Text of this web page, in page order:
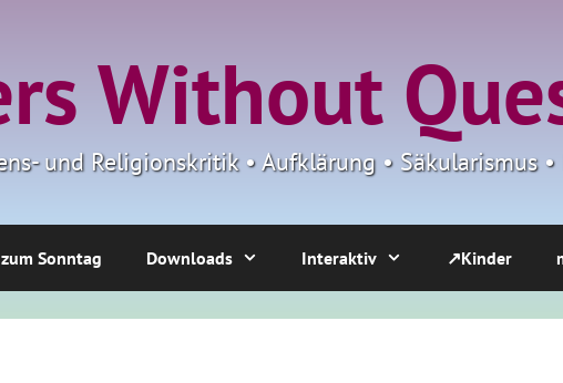
Without
und Religionskritik • Aufklärung • Säkularismus
Sonntag Downloads Interaktiv ↗Kinder